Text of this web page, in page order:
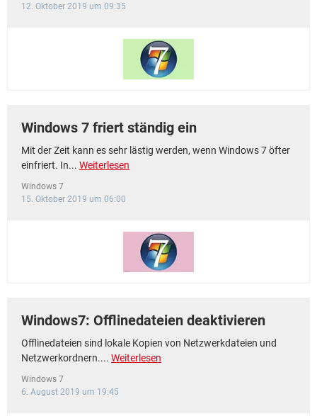
12. Oktober 2019 um 09:35
Windows 7 friert ständig ein
Mit der Zeit kann es sehr lästig werden, wenn Windows 7 öfter
einfriert. In... Weiterlesen
Windows 7
15. Oktober 2019 um 06:00
Windows7: Offlinedateien deaktivieren
Offlinedateien sind lokale Kopien von Netzwerkdateien und
Netzwerkordnern.... Weiterlesen
Windows 7
6. August 2019 um 19:45